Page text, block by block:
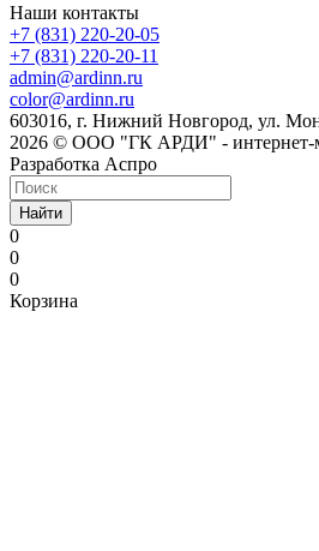
Наши контакты
+7 (831) 220-20-05
+7 (831) 220-20-11
admin@ardinn.ru
color@ardinn.ru
603016, г. Нижний Новгород, ул.
2026 © ООО "ГК АРДИ" - интернет-
Разработка Аспро
Найти
0
0
0
Корзина